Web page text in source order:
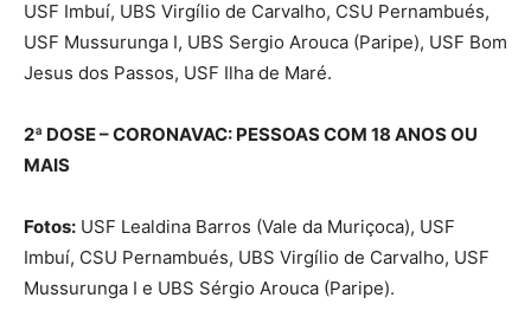
USF Imbuí, UBS Virgílio de Carvalho, CSU Pernambués,
USF Mussurunga I, UBS Sergio Arouca (Paripe), USF Bom
Jesus dos Passos, USF Ilha de Maré.
2ª DOSE – CORONAVAC: PESSOAS COM 18 ANOS OU
MAIS
Fotos: USF Lealdina Barros (Vale da Muriçoca), USF
Imbuí, CSU Pernambués, UBS Virgílio de Carvalho, USF
Mussurunga I e UBS Sérgio Arouca (Paripe).